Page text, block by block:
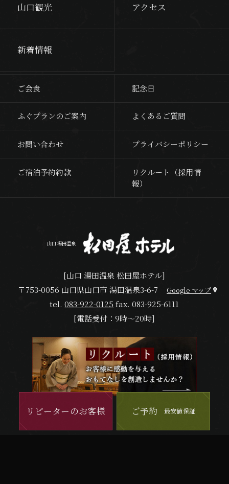
リピーターのお客様 ご予約 最安値保証
山口観光 アクセス
新着情報
ご会食 記念日
ふぐプランのご案内 よくあるご質問
お問い合わせ プライバシーポリシー
ご宿泊予約約款
リクルート（採用情
報）
山口 湯田温泉
[山口 湯田温泉 松田屋ホテル]
〒753-0056 山口県山口市 湯田温泉3-6-7
Google マップ
tel.083-922-0125 fax.083-925-6111
[電話受付：9時～20時]
TwitterInstagramFacebookTripAdvisor